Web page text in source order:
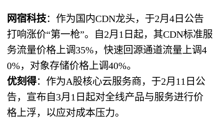
网宿科技：作为国内CDN龙头，于2月4日公告
打响涨价“第一枪”。自2月1日起，其CDN标准服
务流量价格上调35%，快速回源通道流量上调4
0%，对象存储价格上调40%。
优刻得：作为A股核心云服务商，于2月11日公
告，宣布自3月1日起对全线产品与服务进行价
格上浮，以应对成本压力。